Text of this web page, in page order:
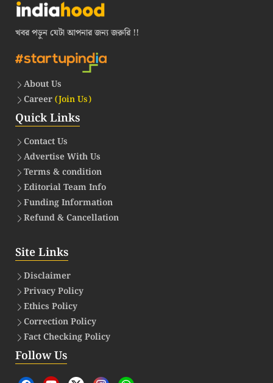
খবর পড়ুন যেটা আপনার জন্য জরুরি !!
About Us
Career(Join Us)
Quick Links
Contact Us
Advertise With Us
Terms & condition
Editorial Team Info
Funding Information
Refund & Cancellation
Site Links
Disclaimer
Privacy Policy
Ethics Policy
Correction Policy
Fact Checking Policy
Follow Us